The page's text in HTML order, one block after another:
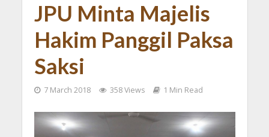
JPU Minta Majelis
Hakim Panggil Paksa
Saksi
7 March 2018 358 Views 1 Min Read